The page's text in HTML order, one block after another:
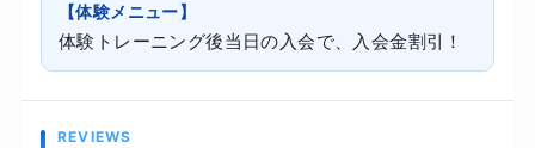
【体験メニュー】
体験トレーニング後当日の入会で、入会金割引！
REVIEWS